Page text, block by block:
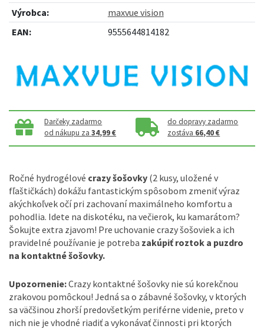
Výrobca:
maxvue vision
EAN:
9555644814182
Darčeky zadarmo
od nákupu za34,99 €
do dopravy zadarmo
zostáva 66,40 €
Ročné hydrogélové crazy šošovky (2 kusy, uložené v
fľaštičkách) dokážu fantastickým spôsobom zmeniť výraz
akýchkoľvek očí pri zachovaní maximálneho komfortu a
pohodlia. Idete na diskotéku, na večierok, ku kamarátom?
Šokujte extra zjavom! Pre uchovanie crazy šošoviek a ich
pravidelné používanie je potreba zakúpiť roztok a puzdro
na kontaktné šošovky.
Upozornenie:Crazy kontaktné šošovky nie sú korekčnou
zrakovou pomôckou! Jedná sa o zábavné šošovky, v ktorých
sa väčšinou zhorší predovšetkým periférne videnie, preto v
nich nie je vhodné riadiť a vykonávať činnosti pri ktorých